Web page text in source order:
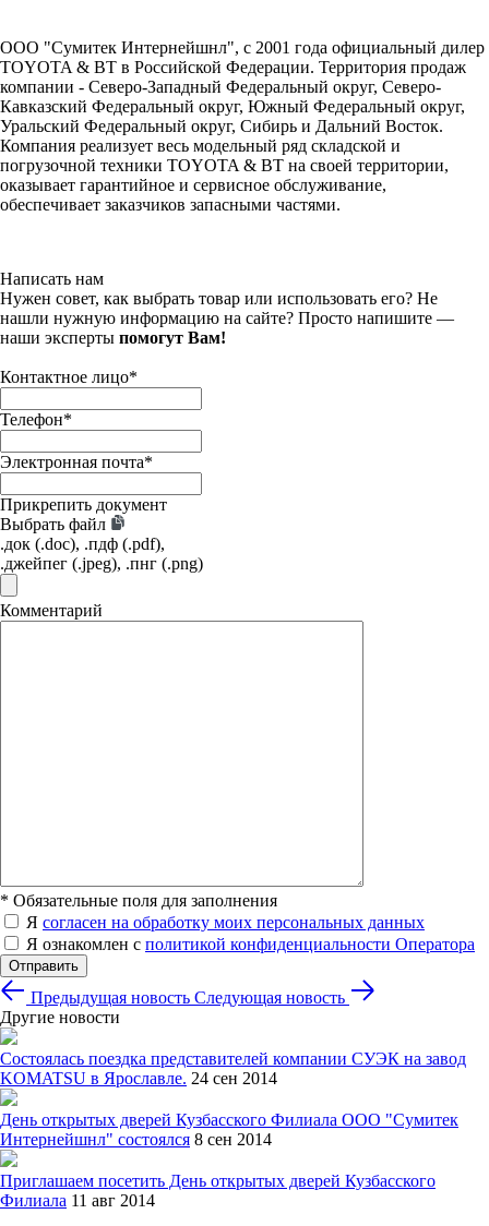
ООО "Сумитек Интернейшнл", с 2001 года официальный дилер
TOYOTA & BT в Российской Федерации. Территория продаж
компании - Северо-Западный Федеральный округ, Северо-
Кавказский Федеральный округ, Южный Федеральный округ,
Уральский Федеральный округ, Сибирь и Дальний Восток.
Компания реализует весь модельный ряд складской и
погрузочной техники TOYOTA & BT на своей территории,
оказывает гарантийное и сервисное обслуживание,
обеспечивает заказчиков запасными частями.
Написать нам
Нужен совет, как выбрать товар или использовать его? Не
нашли нужную информацию на сайте? Просто напишите —
наши эксперты помогут Вам!
Контактное лицо*
Телефон*
Электронная почта*
Прикрепить документ
Выбрать файл
.док (.doc), .пдф (.pdf),
.джейпег (.jpeg), .пнг (.png)
Комментарий
* Обязательные поля для заполнения
Я согласен на обработку моих персональных данных
Я ознакомлен с политикой конфиденциальности Оператора
Отправить
Предыдущая новость Следующая новость
Другие новости
Состоялась поездка представителей компании СУЭК на завод
KOMATSU в Ярославле. 24 сен 2014
День открытых дверей Кузбасского Филиала ООО "Сумитек
Интернейшнл" состоялся 8 сен 2014
Приглашаем посетить День открытых дверей Кузбасского
Филиала 11 авг 2014